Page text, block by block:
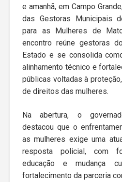
e amanhã, em Campo
das Gestoras Municipais
para as Mulheres de
encontro reúne gestoras
Estado e se consolida
alinhamento técnico e
públicas voltadas à
de direitos das mulheres.
Na abertura, o
destacou que o
as mulheres exige uma
resposta policial, com
educação e mudança
fortalecimento da parceria